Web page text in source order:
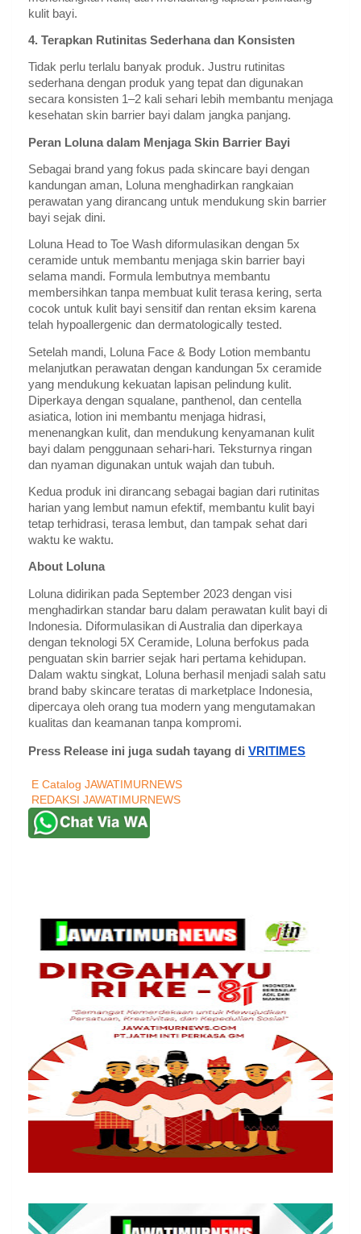
kulit bayi.
4. Terapkan Rutinitas Sederhana dan Konsisten
Tidak perlu terlalu banyak produk. Justru rutinitas
sederhana dengan produk yang tepat dan digunakan
secara konsisten 1–2 kali sehari lebih membantu menjaga
kesehatan skin barrier bayi dalam jangka panjang.
Peran Loluna dalam Menjaga Skin Barrier Bayi
Sebagai brand yang fokus pada skincare bayi dengan
kandungan aman, Loluna menghadirkan rangkaian
perawatan yang dirancang untuk mendukung skin barrier
bayi sejak dini.
Loluna Head to Toe Wash diformulasikan dengan 5x
ceramide untuk membantu menjaga skin barrier bayi
selama mandi. Formula lembutnya membantu
membersihkan tanpa membuat kulit terasa kering, serta
cocok untuk kulit bayi sensitif dan rentan eksim karena
telah hypoallergenic dan dermatologically tested.
Setelah mandi, Loluna Face & Body Lotion membantu
melanjutkan perawatan dengan kandungan 5x ceramide
yang mendukung kekuatan lapisan pelindung kulit.
Diperkaya dengan squalane, panthenol, dan centella
asiatica, lotion ini membantu menjaga hidrasi,
menenangkan kulit, dan mendukung kenyamanan kulit
bayi dalam penggunaan sehari-hari. Teksturnya ringan
dan nyaman digunakan untuk wajah dan tubuh.
Kedua produk ini dirancang sebagai bagian dari rutinitas
harian yang lembut namun efektif, membantu kulit bayi
tetap terhidrasi, terasa lembut, dan tampak sehat dari
waktu ke waktu.
About Loluna
Loluna didirikan pada September 2023 dengan visi
menghadirkan standar baru dalam perawatan kulit bayi di
Indonesia. Diformulasikan di Australia dan diperkaya
dengan teknologi 5X Ceramide, Loluna berfokus pada
penguatan skin barrier sejak hari pertama kehidupan.
Dalam waktu singkat, Loluna berhasil menjadi salah satu
brand baby skincare teratas di marketplace Indonesia,
dipercaya oleh orang tua modern yang mengutamakan
kualitas dan keamanan tanpa kompromi.
Press Release ini juga sudah tayang di VRITIMES
E Catalog JAWATIMURNEWS
REDAKSI JAWATIMURNEWS